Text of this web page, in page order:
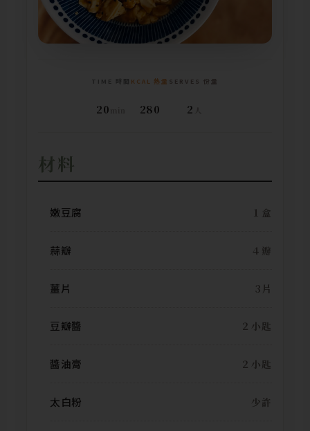
TIME 時間
20
KCAL 熱量
280
SERVES 份量
2
材料
嫩豆腐 １盒
蒜瓣 ４瓣
薑片 3片
豆瓣醬 ２小匙
醬油膏 ２小匙
太白粉 少許